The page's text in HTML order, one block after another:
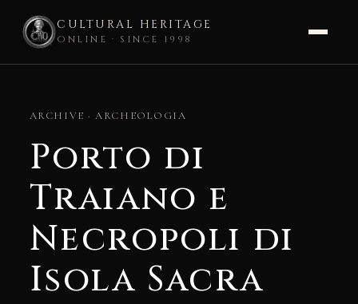
CULTURAL HERITAGE
ONLINE · SINCE 1998
contentARCHIVE · ARCHEOLOGIA
Porto di
Traiano e
Necropoli di
Isola Sacra